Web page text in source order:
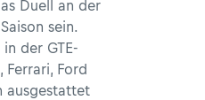
Duell an der
sein.
der GTE-
Ferrari, Ford
ausgestattet